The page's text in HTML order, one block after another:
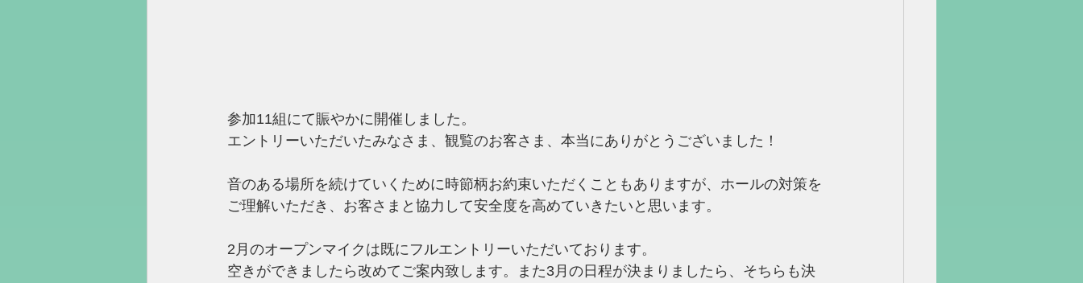
参加11組にて賑やかに開催しました。
エントリーいただいたみなさま、観覧のお客さま、本当にありがとうございました！
音のある場所を続けていくために時節柄お約束いただくこともありますが、ホールの対策を
ご理解いただき、お客さまと協力して安全度を高めていきたいと思います。
2月のオープンマイクは既にフルエントリーいただいております。
空きができましたら改めてご案内致します。また3月の日程が決まりましたら、そちらも決